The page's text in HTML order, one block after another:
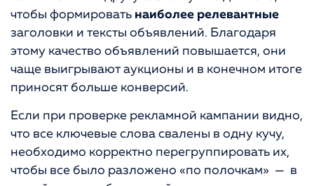
чтобы формировать наиболее релевантные
заголовки и тексты объявлений. Благодаря
этому качество объявлений повышается, они
чаще выигрывают аукционы и в конечном итоге
приносят больше конверсий.
Если при проверке рекламной кампании видно,
что все ключевые слова свалены в одну кучу,
необходимо корректно перегруппировать их,
чтобы все было разложено «по полочкам» — в